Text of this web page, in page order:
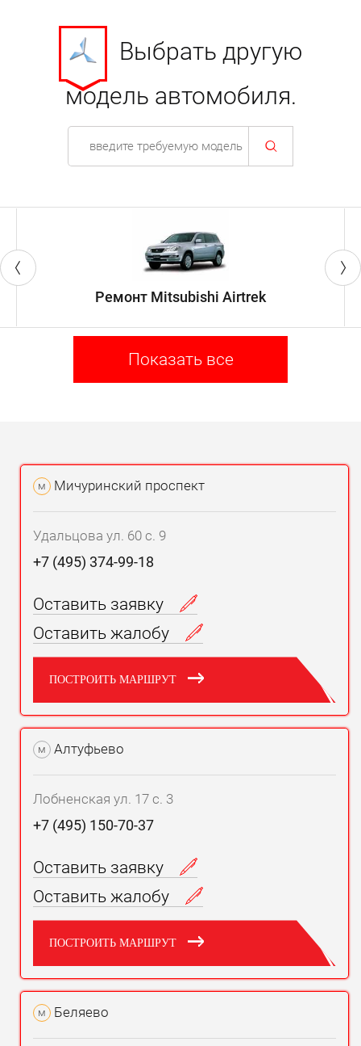
Выбрать другую
модель автомобиля.
Ремонт Mitsubishi Airtrek
Показать все
м Мичуринский проспект
Удальцова ул. 60 с. 9
+7 (495) 374-99-18
Оставить заявку
Оставить жалобу
ПОСТРОИТЬ МАРШРУТ
м Алтуфьево
Лобненская ул. 17 с. 3
+7 (495) 150-70-37
Оставить заявку
Оставить жалобу
ПОСТРОИТЬ МАРШРУТ
м Беляево